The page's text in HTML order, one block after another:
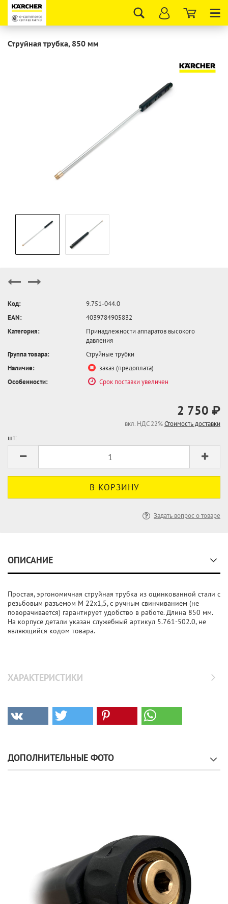
Струйная трубка, 850 мм
Код:
9.751-044.0
EAN:
4039784905832
Категория:
Принадлежности аппаратов высокого
давления
Группа товара:
Струйные трубки
Наличие:
заказ (предоплата)
Особенности:
Срок поставки увеличен
2 750 ₽
вкл. НДС 22%Стоимость доставки
шт:
Задать вопрос о товаре
ОПИСАНИЕ
Простая, эргономичная струйная трубка из оцинкованной стали с
резьбовым разъемом M 22x1,5, с ручным свинчиванием (не
поворачивается) гарантирует удобство в работе. Длина 850 мм.
На корпусе детали указан служебный артикул 5.761-502.0, не
являющийся кодом товара.
ХАРАКТЕРИСТИКИ
ДОПОЛНИТЕЛЬНЫЕ ФОТО